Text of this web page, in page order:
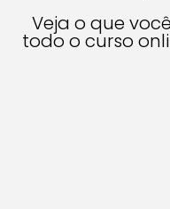
Veja o que
todo o curso